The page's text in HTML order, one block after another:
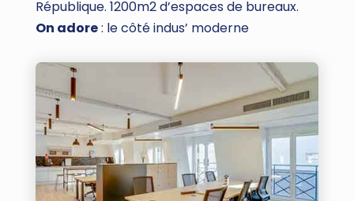
République. 1200m2 d’espaces de bureaux.
On adore: le côté indus’ moderne